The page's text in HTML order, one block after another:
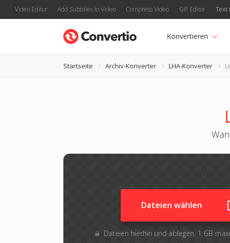
Video Editor Add Subtitles to Video Compress Video GIF Editor Text
Konvertieren
Startseite Archiv-Konverter LHA-Konverter
Dateien wählen
Dateien hierhin und ablegen. 1 GB